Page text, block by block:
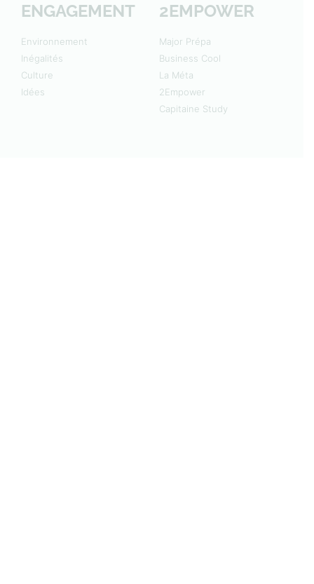
ENGAGEMENT
Environnement
Inégalités
Culture
Idées
2EMPOWER
Major Prépa
Business Cool
La Méta
2Empower
Capitaine Study